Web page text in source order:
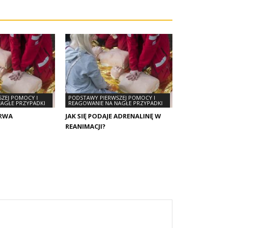
POMOCY I
PRZYPADKI
PODSTAWY PIERWSZEJ POMOCY I
REAGOWANIE NA NAGŁE PRZYPADKI
JAK SIĘ PODAJE ADRENALINĘ W
REANIMACJI?